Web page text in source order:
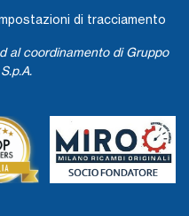
di tracciamento
al coordinamento di Gruppo